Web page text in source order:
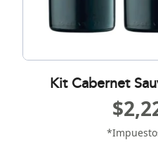
Kit Cabernet
$